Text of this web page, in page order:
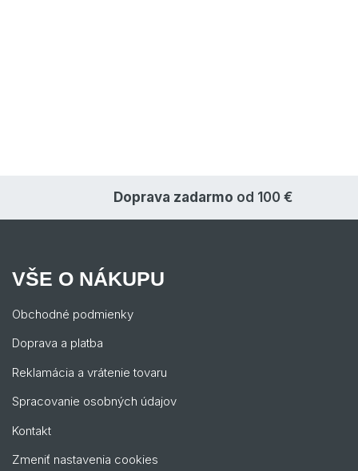
Doprava zadarmo od 100 €
VŠE O NÁKUPU
Obchodné podmienky
Doprava a platba
Reklamácia a vrátenie tovaru
Spracovanie osobných údajov
Kontakt
Zmeniť nastavenia cookies